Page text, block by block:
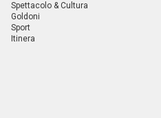
Spettacolo & Cultura
Goldoni
Sport
Itinera